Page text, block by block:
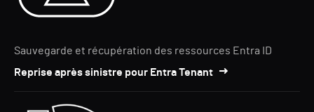
Sauvegarde et récupération des ressources Entra ID
Reprise après sinistre pour Entra Tenant